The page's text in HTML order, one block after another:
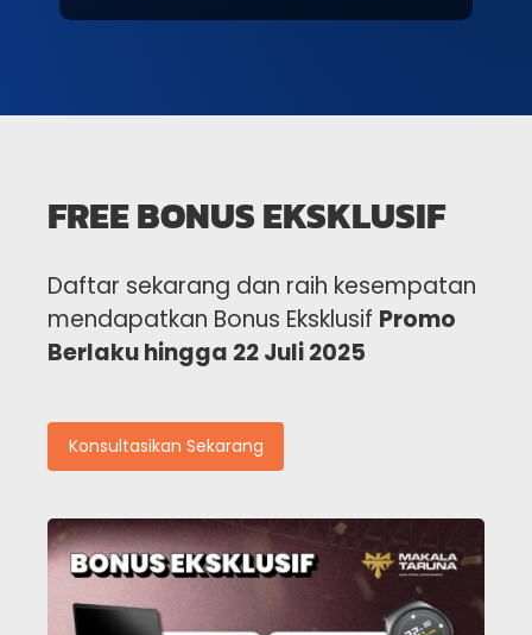
FREE BONUS EKSKLUSIF
Daftar sekarang dan raih kesempatan
mendapatkan Bonus Eksklusif Promo
Berlaku hingga 22 Juli 2025
Konsultasikan Sekarang